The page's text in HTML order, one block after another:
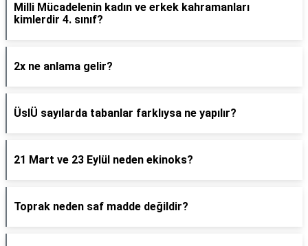
Milli Mücadelenin kadın ve erkek kahramanları
kimlerdir 4. sınıf?
2x ne anlama gelir?
ÜslÜ sayılarda tabanlar farklıysa ne yapılır?
21 Mart ve 23 Eylül neden ekinoks?
Toprak neden saf madde değildir?